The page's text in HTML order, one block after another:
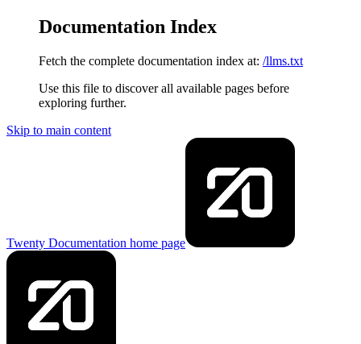
Documentation Index
Fetch the complete documentation index at: /llms.txt
Use this file to discover all available pages before
exploring further.
Skip to main content
Twenty Documentation home page